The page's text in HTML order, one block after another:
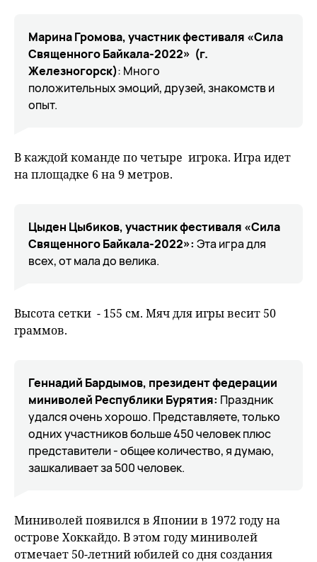
Марина Громова, участник фестиваля «Сила
Священного Байкала-2022» (г.
Железногорск): Много
положительных эмоций, друзей, знакомств и
опыт.
В каждой команде по четыре игрока. Игра идет
на площадке 6 на 9 метров.
Цыден Цыбиков, участник фестиваля «Сила
Священного Байкала-2022»: Эта игра для
всех, от мала до велика.
Высота сетки - 155 см. Мяч для игры весит 50
граммов.
Геннадий Бардымов, президент федерации
миниволей Республики Бурятия: Праздник
удался очень хорошо. Представляете, только
одних участников больше 450 человек плюс
представители - общее количество, я думаю,
зашкаливает за 500 человек.
Миниволей появился в Японии в 1972 году на
острове Хоккайдо. В этом году миниволей
отмечает 50-летний юбилей со дня создания